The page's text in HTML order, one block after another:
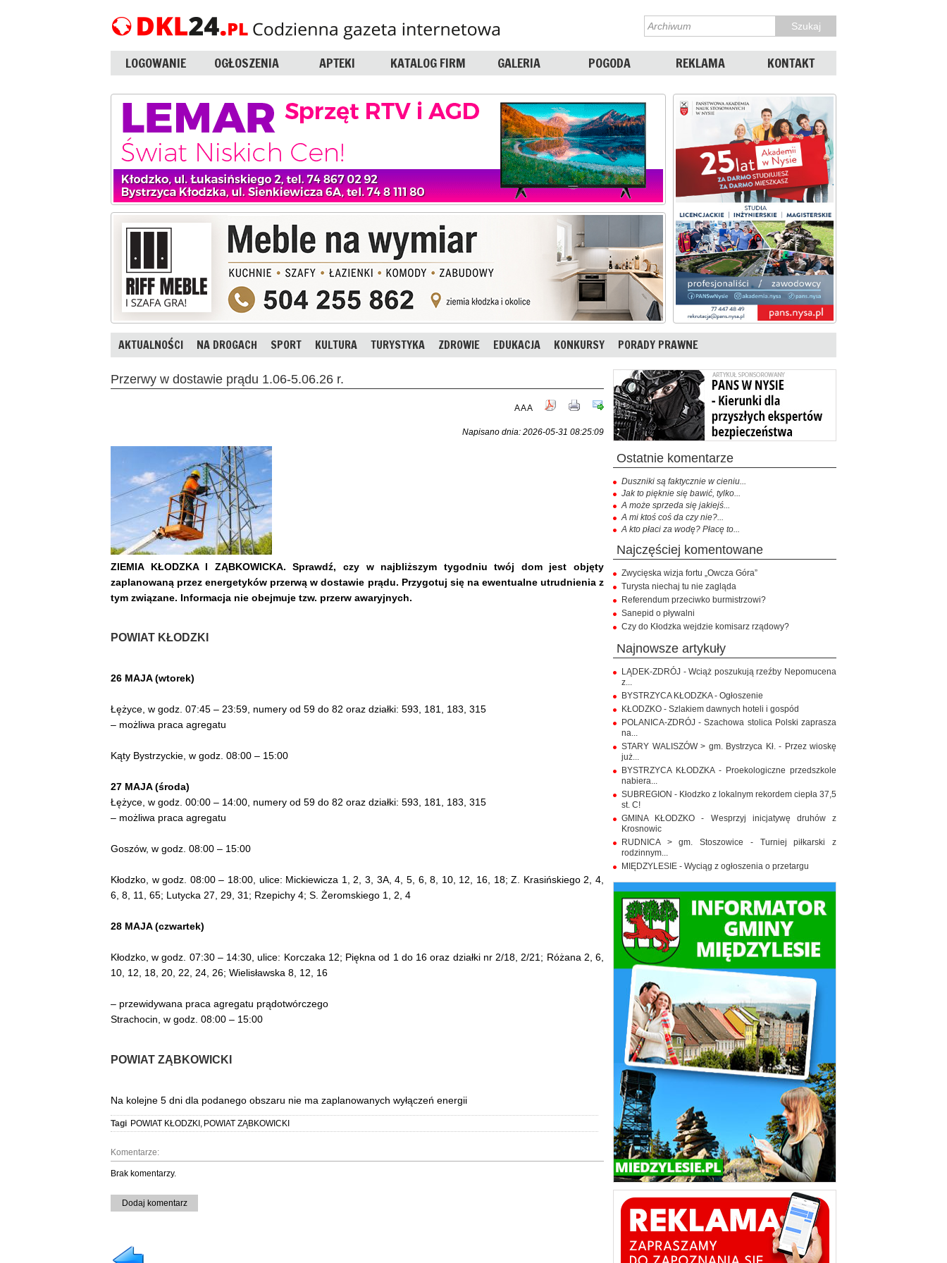
LOGOWANIE OGŁOSZENIA APTEKI KATALOG FIRM GALERIA POGODA REKLAMA KONTAKT
AKTUALNOŚCI NA DROGACH SPORT KULTURA TURYSTYKA ZDROWIE EDUKACJA KONKURSY PORADY PRAWNE
Przerwy w dostawie prądu 1.06-5.06.26 r.
AAA
Napisano dnia: 2026-05-31 08:25:09
ZIEMIA KŁODZKA I ZĄBKOWICKA. Sprawdź, czy w najbliższym tygodniu twój dom jest objęty
zaplanowaną przez energetyków przerwą w dostawie prądu. Przygotuj się na ewentualne utrudnienia z
tym związane. Informacja nie obejmuje tzw. przerw awaryjnych.
POWIAT KŁODZKI
26 MAJA (wtorek)
Łężyce, w godz. 07:45 – 23:59, numery od 59 do 82 oraz działki: 593, 181, 183, 315
– możliwa praca agregatu
Kąty Bystrzyckie, w godz. 08:00 – 15:00
27 MAJA (środa)
Łężyce, w godz. 00:00 – 14:00, numery od 59 do 82 oraz działki: 593, 181, 183, 315
– możliwa praca agregatu
Goszów, w godz. 08:00 – 15:00
Kłodzko, w godz. 08:00 – 18:00, ulice: Mickiewicza 1, 2, 3, 3A, 4, 5, 6, 8, 10, 12, 16, 18; Z. Krasińskiego 2, 4,
6, 8, 11, 65; Lutycka 27, 29, 31; Rzepichy 4; S. Żeromskiego 1, 2, 4
28 MAJA (czwartek)
Kłodzko, w godz. 07:30 – 14:30, ulice: Korczaka 12; Piękna od 1 do 16 oraz działki nr 2/18, 2/21; Różana 2, 6,
10, 12, 18, 20, 22, 24, 26; Wielisławska 8, 12, 16
– przewidywana praca agregatu prądotwórczego
Strachocin, w godz. 08:00 – 15:00
POWIAT ZĄBKOWICKI
Na kolejne 5 dni dla podanego obszaru nie ma zaplanowanych wyłączeń energii
Tagi POWIAT KŁODZKI , POWIAT ZĄBKOWICKI
Komentarze:
Brak komentarzy.
Dodaj komentarz
ostatnie komentarze
Duszniki są faktycznie w cieniu...
Jak to pięknie się bawić, tylko...
A może sprzeda się jakiejś...
A mi ktoś coś da czy nie?...
A kto płaci za wodę? Płacę to...
najczęściej komentowane
Zwycięska wizja fortu „Owcza Góra”
Turysta niechaj tu nie zagląda
Referendum przeciwko burmistrzowi?
Sanepid o pływalni
Czy do Kłodzka wejdzie komisarz rządowy?
najnowsze artykuły
LĄDEK-ZDRÓJ - Wciąż poszukują rzeźby Nepomucena
z...
BYSTRZYCA KŁODZKA - Ogłoszenie
KŁODZKO - Szlakiem dawnych hoteli i gospód
POLANICA-ZDRÓJ - Szachowa stolica Polski zaprasza
na...
STARY WALISZÓW > gm. Bystrzyca Kł. - Przez wioskę
już...
BYSTRZYCA KŁODZKA - Proekologiczne przedszkole
nabiera...
SUBREGION - Kłodzko z lokalnym rekordem ciepła 37,5
st. C!
GMINA KŁODZKO - Wesprzyj inicjatywę druhów z
Krosnowic
RUDNICA > gm. Stoszowice - Turniej piłkarski z
rodzinnym...
MIĘDZYLESIE - Wyciąg z ogłoszenia o przetargu